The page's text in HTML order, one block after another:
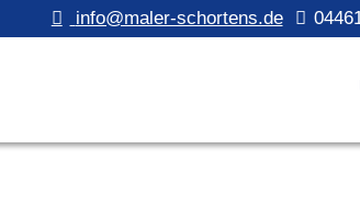
info@maler-schortens.de